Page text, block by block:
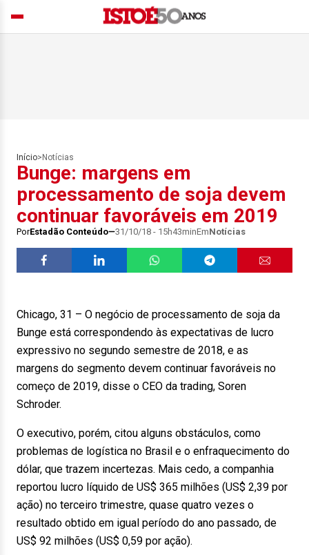
Início> Notícias
Bunge: margens em
processamento de soja devem
continuar favoráveis em 2019
PorEstadão Conteúdo 31/10/18 - 15h43minEmNotícias
Chicago, 31 – O negócio de processamento de soja da
Bunge está correspondendo às expectativas de lucro
expressivo no segundo semestre de 2018, e as
margens do segmento devem continuar favoráveis no
começo de 2019, disse o CEO da trading, Soren
Schroder.
O executivo, porém, citou alguns obstáculos, como
problemas de logística no Brasil e o enfraquecimento do
dólar, que trazem incertezas. Mais cedo, a companhia
reportou lucro líquido de US$ 365 milhões (US$ 2,39 por
ação) no terceiro trimestre, quase quatro vezes o
resultado obtido em igual período do ano passado, de
US$ 92 milhões (US$ 0,59 por ação).